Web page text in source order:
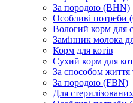
За породою (BHN)
Особливі потреби
Вологий корм для
Замінник молока
Корм для котів
Сухий корм для
За способом життя
За породою (FBN)
Для стерилізованих